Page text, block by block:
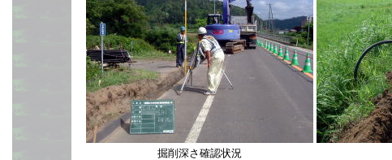
掘削深さ確認状況